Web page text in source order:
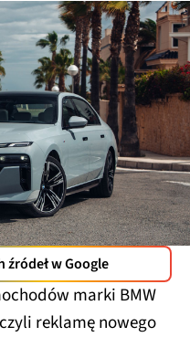
w Google
marki BMW
reklamę nowego